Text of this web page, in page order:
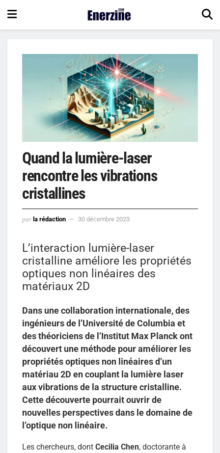
Quand la lumière-laser
rencontre les vibrations
cristallines
par la rédaction 30 décembre 2023
L’interaction lumière-laser
cristalline améliore les propriétés
optiques non linéaires des
matériaux 2D
Dans une collaboration internationale, des
ingénieurs de l’Université de Columbia et
des théoriciens de l’Institut Max Planck ont
découvert une méthode pour améliorer les
propriétés optiques non linéaires d’un
matériau 2D en couplant la lumière laser
aux vibrations de la structure cristalline.
Cette découverte pourrait ouvrir de
nouvelles perspectives dans le domaine de
l’optique non linéaire.
Les chercheurs, dont Cecilia Chen, doctorante à